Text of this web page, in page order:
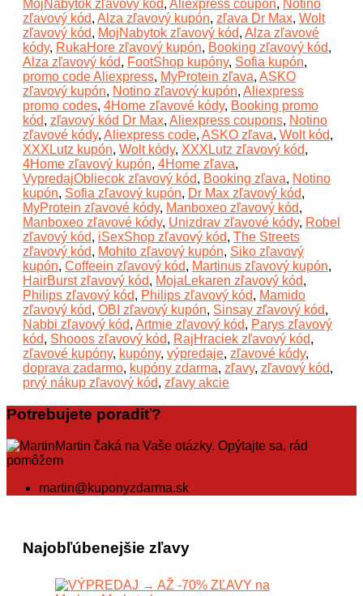
MojNabytok zľavový kód, Aliexpress coupon, Notino
zľavový kód, Alza zľavový kupón, zľava Dr Max, Wolt
zľavový kód, MojNabytok zľavový kód, Alza zľavové
kódy, RukaHore zľavový kupón, Booking zľavový kód,
Alza zľavový kód, FootShop kupóny, Sofia kupón,
promo code Aliexpress, MyProtein zľava, ASKO
zľavový kupón, Notino zľavový kupón, Aliexpress
promo codes, 4Home zľavové kódy, Booking promo
kód, zľavový kód Dr Max, Aliexpress coupons, Notino
zľavové kódy, Aliexpress code, ASKO zľava, Wolt kód,
XXXLutz kupón, Wolt kódy, XXXLutz zľavový kód,
4Home zľavový kupón, 4Home zľava,
VypredajObliecok zľavový kód, Booking zľava, Notino
kupón, Sofia zľavový kupón, Dr Max zľavový kód,
MyProtein zľavové kódy, Manboxeo zľavový kód,
Manboxeo zľavové kódy, Unizdrav zľavové kódy, Robel
zľavový kód, iSexShop zľavový kód, The Streets
zľavový kód, Mohito zľavový kupón, Siko zľavový
kupón, Coffeein zľavový kód, Martinus zľavový kupón,
HairBurst zľavový kód, MojaLekaren zľavový kód,
Philips zľavový kód, Philips zľavový kód, Mamido
zľavový kód, OBI zľavový kupón, Sinsay zľavový kód,
Nabbi zľavový kód, Artmie zľavový kód, Parys zľavový
kód, Shooos zľavový kód, RajHraciek zľavový kód,
zľavové kupóny, kupóny, výpredaje, zľavové kódy,
doprava zadarmo, kupóny zdarma, zľavy, zľavový kód,
prvý nákup zľavový kód, zľavy akcie
Potrebujete poradiť?
Martin čaká na Vaše otázky. Opýtajte sa, rád
pomôžem
martin@kuponyzdarma.sk
Najobľúbenejšie zľavy